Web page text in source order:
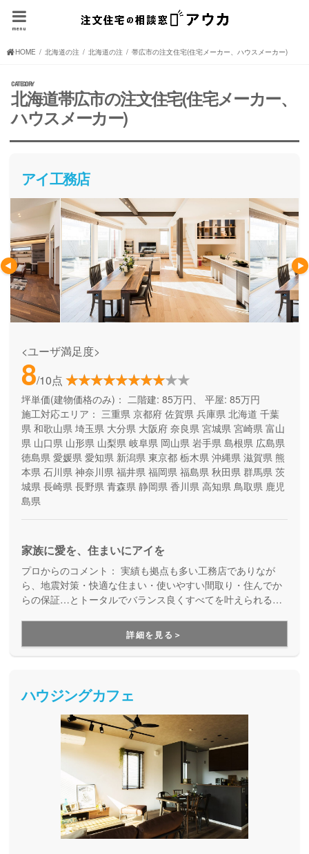
menu
HOME 北海道の注文住宅(住宅メーカー、ハウスメーカー)
北海道の注文住宅(住宅メーカー、ハウスメーカー)
帯広市の注文住宅(住宅メーカー、ハウスメーカー)
北海道帯広市の注文住宅(住宅メーカー、
ハウスメーカー)
アイ工務店
<ユーザ満足度>
8/10点
坪単価(建物価格のみ)： 二階建: 85万円、 平屋: 85万円
施工対応エリア： 三重県 京都府 佐賀県 兵庫県 北海道 千葉
県 和歌山県 埼玉県 大分県 大阪府 奈良県 宮城県 宮崎県 富山
県 山口県 山形県 山梨県 岐阜県 岡山県 岩手県 島根県 広島県
徳島県 愛媛県 愛知県 新潟県 東京都 栃木県 沖縄県 滋賀県 熊
本県 石川県 神奈川県 福井県 福岡県 福島県 秋田県 群馬県 茨
城県 長崎県 長野県 青森県 静岡県 香川県 高知県 鳥取県 鹿児
島県
家族に愛を、住まいにアイを
プロからのコメント： 実績も拠点も多い工務店でありなが
ら、地震対策・快適な住まい・使いやすい間取り・住んでか
らの保証…とトータルでバランス良くすべてを叶えられる家
用できる間取り提案も得意なので、末長く安心して暮らせる
住まいをお求めの方、安心できるプロにまるっとお任せした
い方にもお勧めしています。
詳細を見る＞
ハウジングカフェ